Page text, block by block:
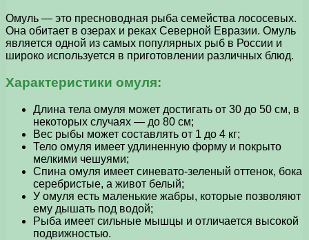
Омуль — это пресноводная рыба семейства лососевых.
Она обитает в озерах и реках Северной Евразии. Омуль
является одной из самых популярных рыб в России и
широко используется в приготовлении различных блюд.
Характеристики омуля:
Длина тела омуля может достигать от 30 до 50 см, в
некоторых случаях — до 80 см;
Вес рыбы может составлять от 1 до 4 кг;
Тело омуля имеет удлиненную форму и покрыто
мелкими чешуями;
Спина омуля имеет синевато-зеленый оттенок, бока
серебристые, а живот белый;
У омуля есть маленькие жабры, которые позволяют
ему дышать под водой;
Рыба имеет сильные мышцы и отличается высокой
подвижностью.